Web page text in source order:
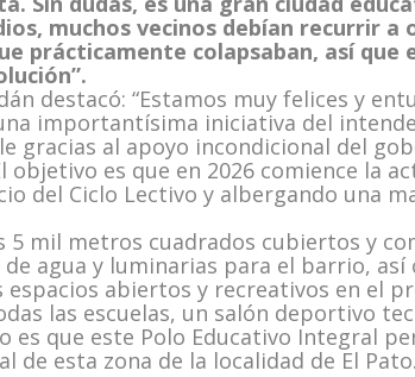
muchos vecinos debían recurrir a
prácticamente colapsaban, así que
destacó: “Estamos muy felices y
importantísima iniciativa del
gracias al apoyo incondicional del
objetivo es que en 2026 comience la
del Ciclo Lectivo y albergando una
5 mil metros cuadrados cubiertos y
agua y luminarias para el barrio, así
abiertos y recreativos en el
las escuelas, un salón deportivo
es que este Polo Educativo Integral
de esta zona de la localidad de El Pato.